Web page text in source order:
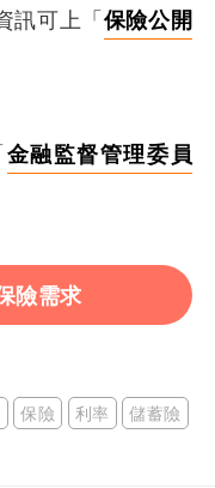
訊可上「保險公開
金融監督管理委員
險需求
保險 利率
儲蓄險